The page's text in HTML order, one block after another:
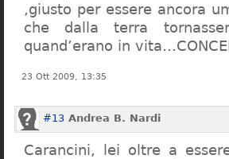
,giusto per essere ancora
che dalla terra
quand’erano in
23 Ott 2009, 13:35
#13 Andrea B. Nardi
Carancini, lei oltre a